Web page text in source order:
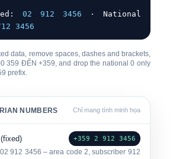
02 912 3456
· National
3456
data, remove spaces, dashes and brackets,
359 ĐẾN+359, and drop the national 0 only
prefix.
NUMBERS Chỉ mang tính minh họa
+359 2 912 3456
02 912 3456 – area code 2, subscriber 912